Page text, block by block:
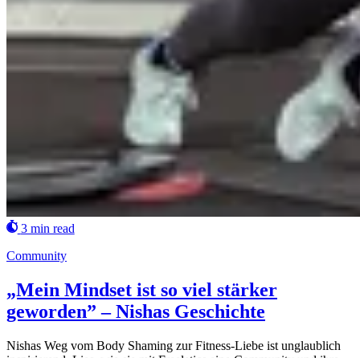
3 min read
Community
„Mein Mindset ist so viel stärker
geworden” – Nishas Geschichte
Nishas Weg vom Body Shaming zur Fitness-Liebe ist unglaublich